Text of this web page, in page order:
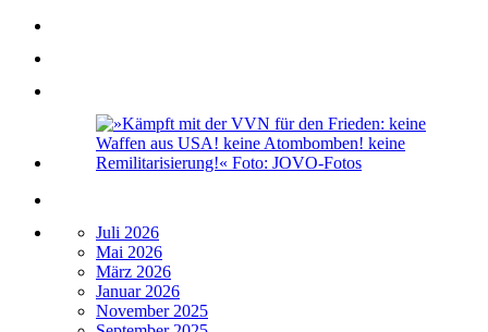
Juli 2026
Mai 2026
März 2026
Januar 2026
November 2025